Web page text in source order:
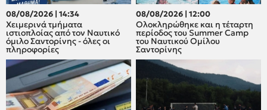
08/08/2026 | 14:34
Χειμερινά τμήματα
ιστιοπλοίας από τον Ναυτικό
όμιλο Σαντορίνης - όλες οι
πληροφορίες
08/08/2026 | 12:00
Oλοκληρώθηκε και η τέταρτη
περίοδος του Summer Camp
του Ναυτικού Ομίλου
Σαντορίνης